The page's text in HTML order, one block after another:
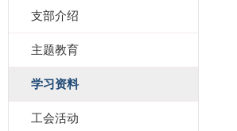
支部介绍
主题教育
学习资料
工会活动